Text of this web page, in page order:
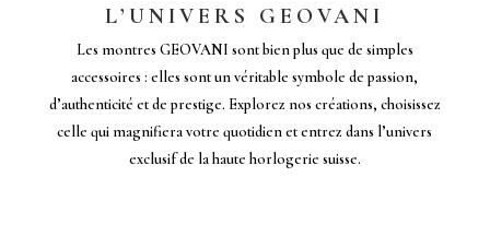
L’UNIVERS GEOVANI
Les montres GEOVANI sont bien plus que de simples
accessoires : elles sont un véritable symbole de passion,
d’authenticité et de prestige. Explorez nos créations, choisissez
celle qui magnifiera votre quotidien et entrez dans l’univers
exclusif de la haute horlogerie suisse.